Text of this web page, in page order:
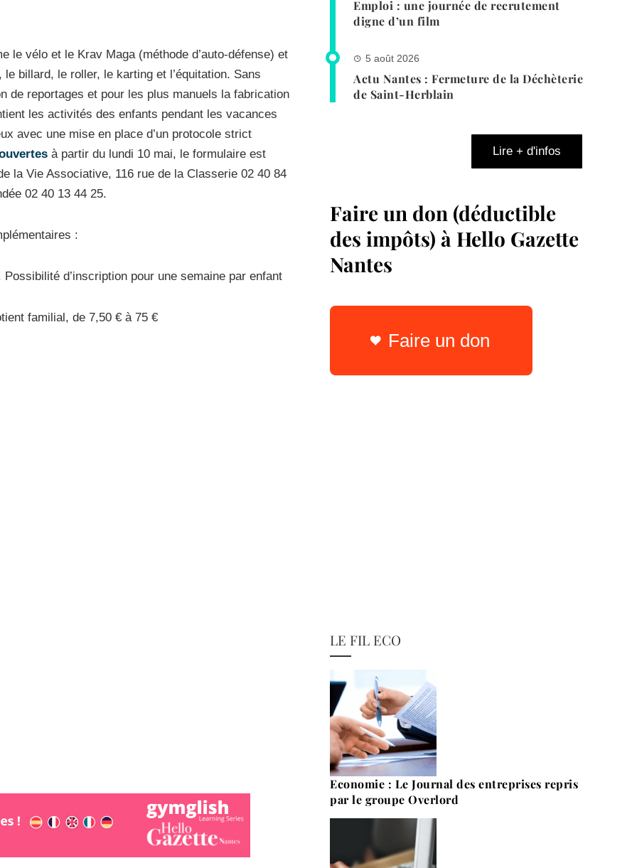
le vélo et le Krav Maga (méthode d’auto-défense) et
billard, le roller, le karting et l’équitation. Sans
de reportages et pour les plus manuels la fabrication
les activités des enfants pendant les vacances
avec une mise en place d’un protocole strict
à partir du lundi 10 mai, le formulaire est
la Vie Associative, 116 rue de la Classerie 02 40 84
02 40 13 44 25.
:
d’inscription pour une semaine par enfant
familial, de 7,50 € à 75 €
Emploi : une journée de recrutement
digne d’un film
5 août 2026
Actu Nantes : Fermeture de la Déchèterie
de Saint-Herblain
Lire + d'infos
Faire un don (déductible
des impôts) à Hello Gazette
Nantes
Faire un don
LE FIL ECO
Economie : Le Journal des entreprises repris
par le groupe Overlord